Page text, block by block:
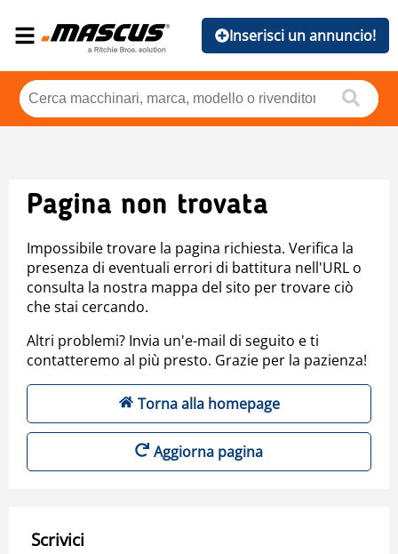
Inserisci un annuncio!
Pagina non trovata
Impossibile trovare la pagina richiesta. Verifica la
presenza di eventuali errori di battitura nell'URL o
consulta la nostra mappa del sito per trovare ciò
che stai cercando.
Altri problemi? Invia un'e-mail di seguito e ti
contatteremo al più presto. Grazie per la pazienza!
Torna alla homepage
Aggiorna pagina
Scrivici